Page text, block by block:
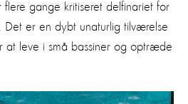
gange kritiseret delfinariet for
er en dybt unaturlig tilværelse
at leve i små bassiner og optræde